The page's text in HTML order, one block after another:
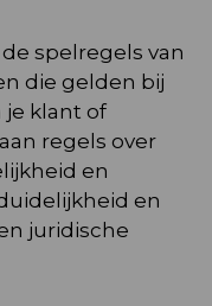
spelregels van
die gelden bij
je klant of
regels over
en
en
juridische